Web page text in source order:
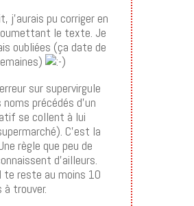
j’aurais pu corriger en
le texte. Je
oubliées (ça date de
sur supervirgule
précédés d’un
se collent à lui
C’est la
règle que peu de
d’ailleurs.
te reste au moins 10
trouver.